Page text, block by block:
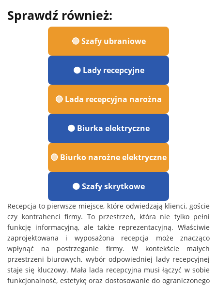
Sprawdź również:
🔵 Szafy ubraniowe
🟠 Lady recepcyjne
🔵 Lada recepcyjna narożna
🟠 Biurka elektryczne
🔵 Biurko narożne elektryczne
🟠 Szafy skrytkowe
Recepcja to pierwsze miejsce, które odwiedzają klienci, goście
czy kontrahenci firmy. To przestrzeń, która nie tylko pełni
funkcję informacyjną, ale także reprezentacyjną. Właściwie
zaprojektowana i wyposażona recepcja może znacząco
wpłynąć na postrzeganie firmy. W kontekście małych
przestrzeni biurowych, wybór odpowiedniej lady recepcyjnej
staje się kluczowy. Mała lada recepcyjna musi łączyć w sobie
funkcjonalność, estetykę oraz dostosowanie do ograniczonego